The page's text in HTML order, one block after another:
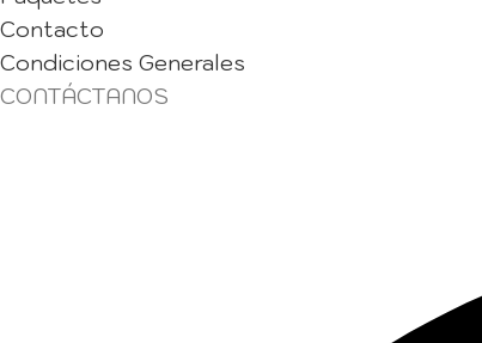
Contacto
Condiciones Generales
CONTÁCTANOS